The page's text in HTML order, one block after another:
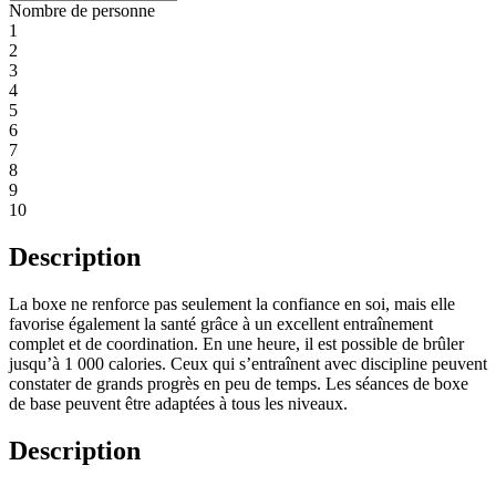
Nombre de personne
1
2
3
4
5
6
7
8
9
10
Description
La boxe ne renforce pas seulement la confiance en soi, mais elle
favorise également la santé grâce à un excellent entraînement
complet et de coordination. En une heure, il est possible de brûler
jusqu’à 1 000 calories. Ceux qui s’entraînent avec discipline peuvent
constater de grands progrès en peu de temps. Les séances de boxe
de base peuvent être adaptées à tous les niveaux.
Description